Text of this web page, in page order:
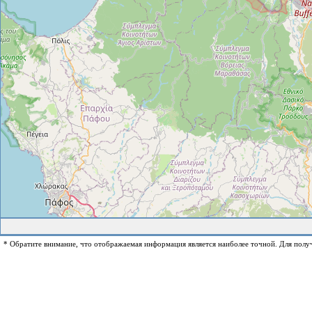
* Обратите внимание, что отображаемая информация является наиболее точной. Для